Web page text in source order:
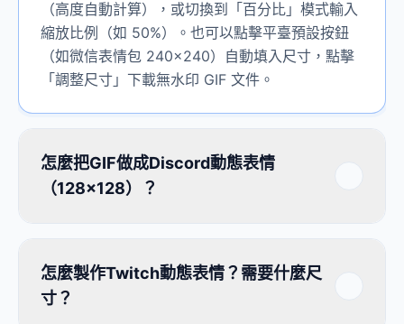
（高度自動計算），或切換到「百分比」模式輸入
縮放比例（如 50%）。也可以點擊平臺預設按鈕
（如微信表情包 240×240）自動填入尺寸，點擊
「調整尺寸」下載無水印 GIF 文件。
怎麼把GIF做成Discord動態表情
（128×128）？
怎麼製作Twitch動態表情？需要什麼尺
寸？